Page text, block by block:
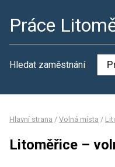
Práce
Hledat zaměstnání
Hlavní strana / Volná místa /
Litoměřice –